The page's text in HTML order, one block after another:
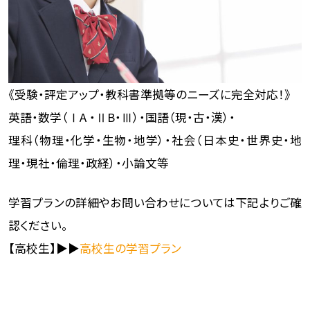
《受験・評定アップ・教科書準拠等のニーズに完全対応！》
英語・数学（ⅠA ・ⅡB・Ⅲ）・国語（現・古・漢）・
理科（物理・化学・生物・地学）・社会（日本史・世界史・地
理・現社・倫理・政経）・小論文等
学習プランの詳細やお問い合わせについては下記よりご確
認ください。
【高校生】▶▶高校生の学習プラン